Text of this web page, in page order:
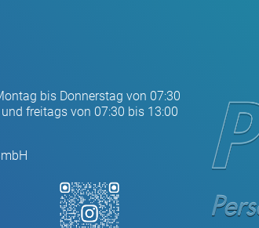
bis Donnerstag von 07:30
freitags von 07:30 bis 13:00